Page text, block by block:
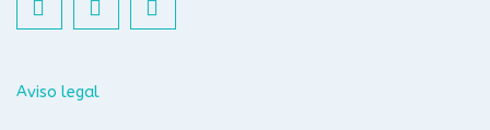
Aviso legal